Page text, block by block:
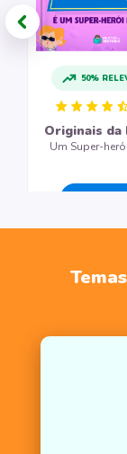
50%
Originais
Um Super-